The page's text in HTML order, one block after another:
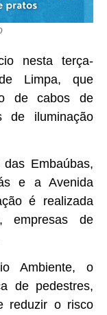
nesta terça-
Limpa, que
de cabos de
de iluminação
Embaúbas,
e a Avenida
é realizada
empresas de
Ambiente, o
de pedestres,
reduzir o risco